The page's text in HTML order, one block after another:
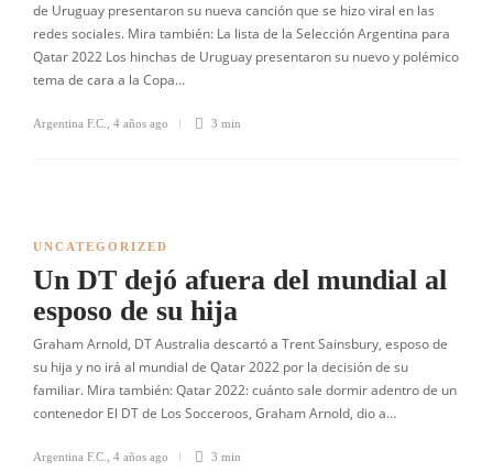
de Uruguay presentaron su nueva canción que se hizo viral en las
redes sociales. Mira también: La lista de la Selección Argentina para
Qatar 2022 Los hinchas de Uruguay presentaron su nuevo y polémico
tema de cara a la Copa…
Argentina F.C. 4 años ago 3 min
UNCATEGORIZED
Un DT dejó afuera del mundial al
esposo de su hija
Graham Arnold, DT Australia descartó a Trent Sainsbury, esposo de
su hija y no irá al mundial de Qatar 2022 por la decisión de su
familiar. Mira también: Qatar 2022: cuánto sale dormir adentro de un
contenedor El DT de Los Socceroos, Graham Arnold, dio a…
Argentina F.C. 4 años ago 3 min